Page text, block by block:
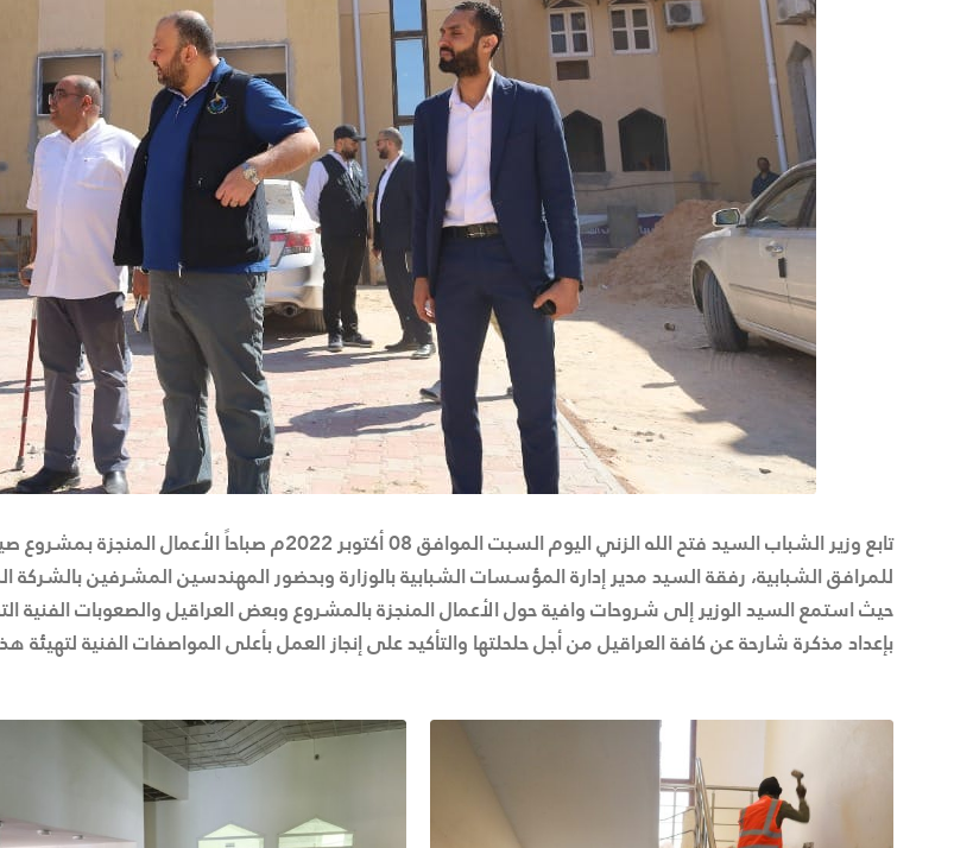
تابع وزير الشباب السيد فتح الله الزني اليوم السبت
للمرافق الشبابية، رفقة السيد مدير إدارة المؤسسات الشبابية بالوزارة وبحضور المهندسين المشرفين
حيث استمع السيد الوزير إلى شروحات وافية حول الأعمال المنجزة بالمشروع وبعض العراقيل والصعوبات الفنية
بإعداد مذكرة شارحة عن كافة العراقيل من أجل حلحلتها والتأكيد على إنجاز العمل بأعلى المواصفات الفنية